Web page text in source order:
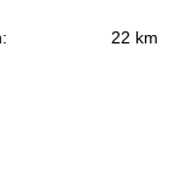
22 km